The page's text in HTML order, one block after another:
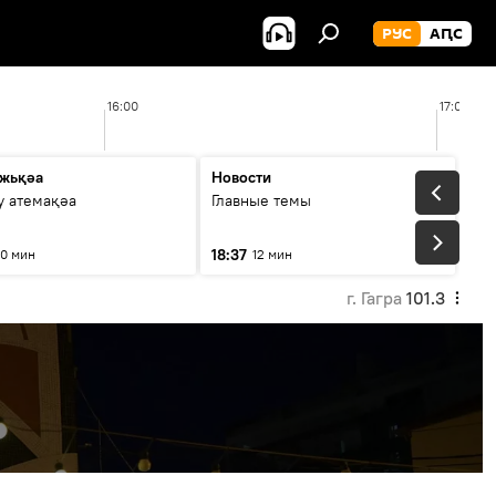
РУС АԤС
16:00 17:00
атемақәа
мин
Новости
Главные темы
18:37 12 мин
г. Гагра 101.3